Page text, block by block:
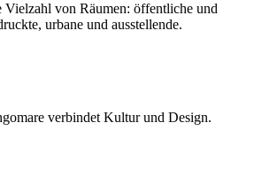
Vielzahl von Räumen: öffentliche und
urbane und ausstellende.
verbindet Kultur und Design.